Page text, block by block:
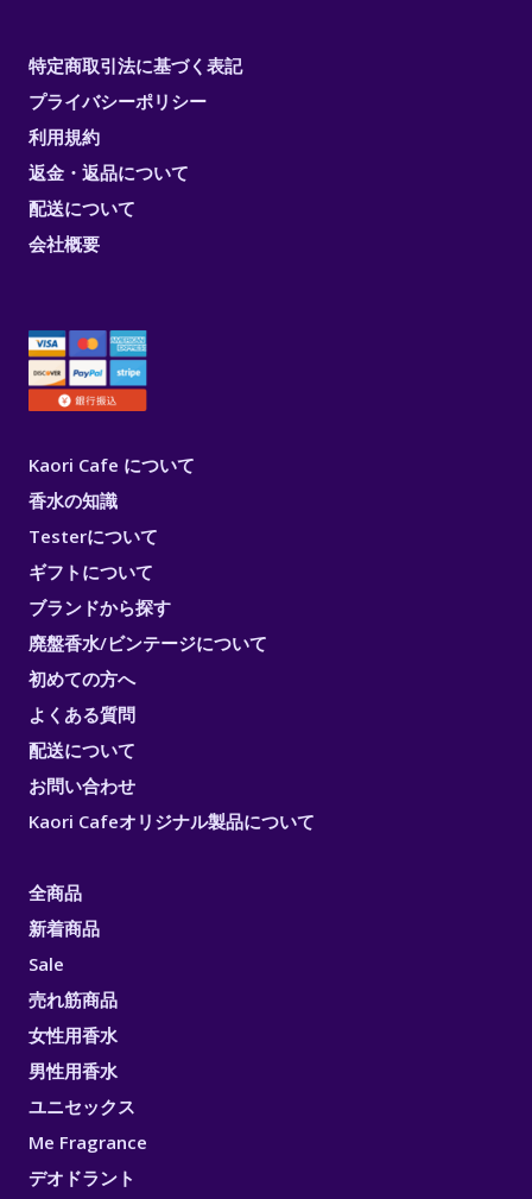
特定商取引法に基づく表記
プライバシーポリシー
利用規約
返金・返品について
配送について
会社概要
Kaori Cafe について
香水の知識
Testerについて
ギフトについて
ブランドから探す
廃盤香水/ビンテージについて
初めての方へ
よくある質問
配送について
お問い合わせ
Kaori Cafeオリジナル製品について
全商品
新着商品
Sale
売れ筋商品
女性用香水
男性用香水
ユニセックス
Me Fragrance
デオドラント